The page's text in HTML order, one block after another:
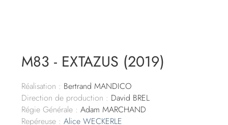
M83 - EXTAZUS (2019)
Réalisation : Bertrand MANDICO
Direction de production : David BREL
Régie Générale :Adam MARCHAND
Repéreuse :Alice WECKERLE